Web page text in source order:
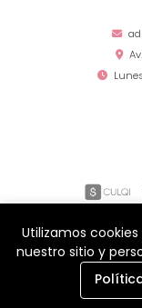
Mia Secret Perú ©
Utilizamos
nuestro sitio y